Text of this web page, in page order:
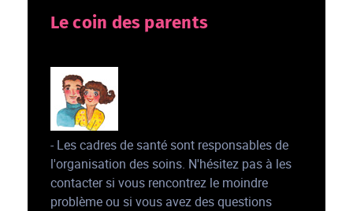
Le coin des parents
- Les cadres de santé sont responsables de
l'organisation des soins. N'hésitez pas à les
contacter si vous rencontrez le moindre
problème ou si vous avez des questions